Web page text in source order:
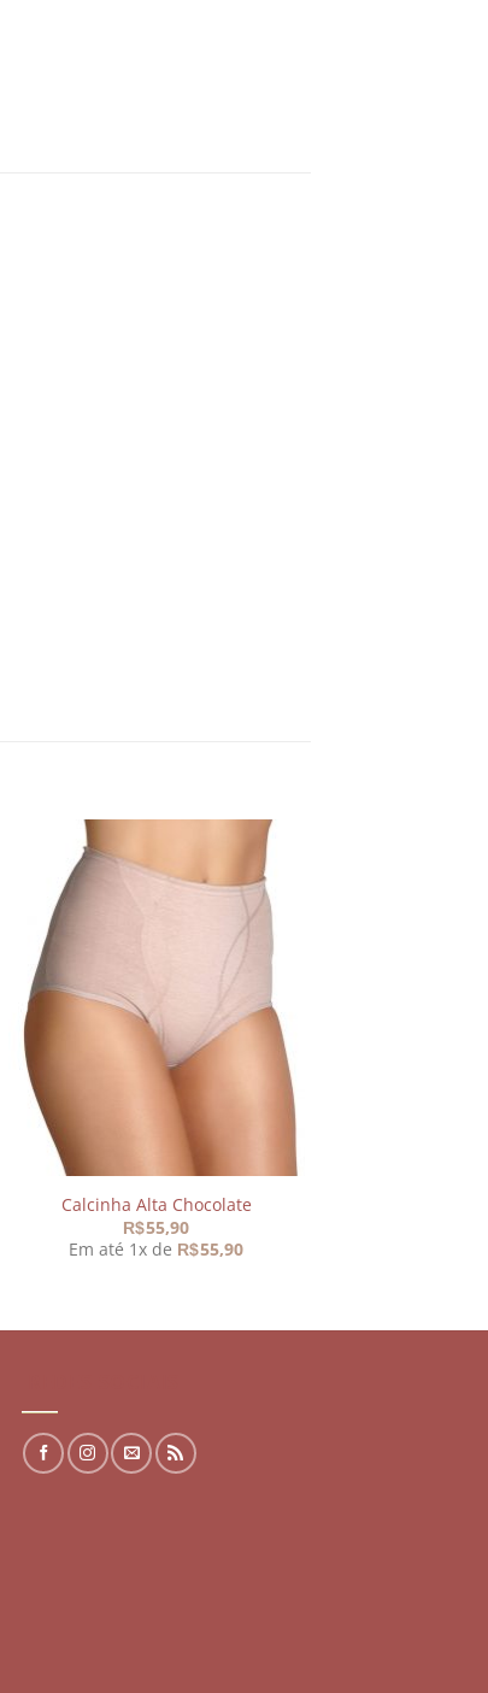
Adicionar
meus
desejos
Calcinha Alta Chocolate
R$55,90
Em até 1x de R$55,90